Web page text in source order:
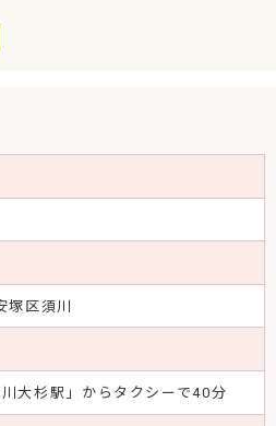
塚区須川
大杉駅」からタクシーで40分